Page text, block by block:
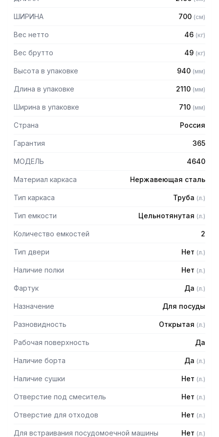
– Материал каркаса: нержавеющая сталь
– Внутренние размеры каждой ванны: 600 х 500 х 300 мм
зависимости от потребностей заказчика)
ШИРИНА 700 (см)
Вес нетто 46 (кг)
Вес брутто 49 (кг)
Высота в упаковке 940 (мм)
Длина в упаковке 2110 (мм)
Ширина в упаковке 710 (мм)
Страна Россия
Гарантия 365
МОДЕЛЬ 4640
Материал каркаса Нержавеющая сталь
Тип каркаса Труба (л.)
Тип емкости Цельнотянутая (л.)
Количество емкостей 2
Тип двери Нет (л.)
Наличие полки Нет (л.)
Фартук Да (л.)
Назначение Для посуды
Разновидность Открытая (л.)
Рабочая поверхность Да
Наличие борта Да (л.)
Наличие сушки Нет (л.)
Отверстие под смеситель Нет (л.)
Отверстие для отходов Нет (л.)
Для встраивания посудомоечной машины Нет (л.)